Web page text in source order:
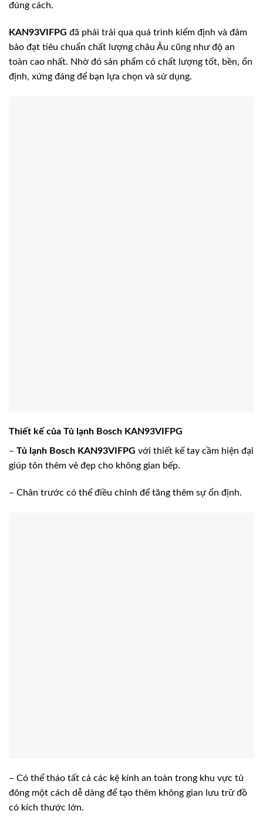
đúng cách.
KAN93VIFPG đã phải trải qua quá trình kiểm định và đảm
bảo đạt tiêu chuẩn chất lượng châu Âu cũng như độ an
toàn cao nhất. Nhờ đó sản phẩm có chất lượng tốt, bền, ổn
định, xứng đáng để bạn lựa chọn và sử dụng.
Thiết kế của Tủ lạnh Bosch KAN93VIFPG
– Tủ lạnh Bosch KAN93VIFPG với thiết kế tay cầm hiện đại
giúp tôn thêm vẻ đẹp cho không gian bếp.
– Chân trước có thể điều chỉnh để tăng thêm sự ổn định.
– Có thể tháo tất cả các kệ kính an toàn trong khu vực tủ
đông một cách dễ dàng để tạo thêm không gian lưu trữ đồ
có kích thước lớn.